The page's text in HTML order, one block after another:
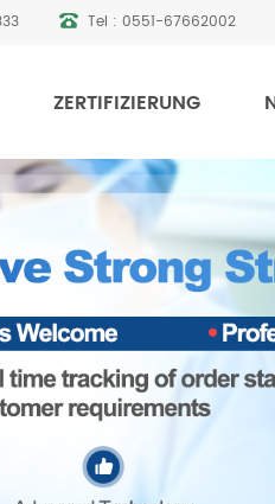
Tel : 0551-67662002
ZERTIFIZIERUNG